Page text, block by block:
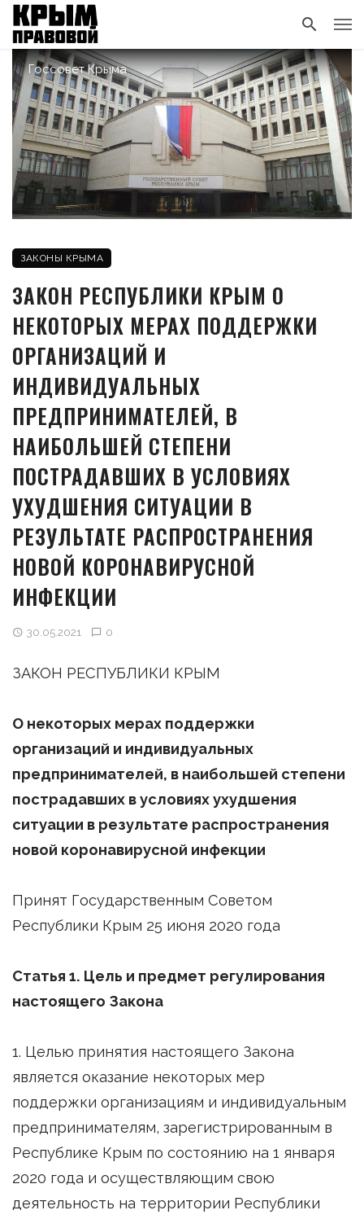
Госсовет Крыма
ЗАКОНЫ КРЫМА
ЗАКОН РЕСПУБЛИКИ КРЫМ О
НЕКОТОРЫХ МЕРАХ ПОДДЕРЖКИ
ОРГАНИЗАЦИЙ И
ИНДИВИДУАЛЬНЫХ
ПРЕДПРИНИМАТЕЛЕЙ, В
НАИБОЛЬШЕЙ СТЕПЕНИ
ПОСТРАДАВШИХ В УСЛОВИЯХ
УХУДШЕНИЯ СИТУАЦИИ В
РЕЗУЛЬТАТЕ РАСПРОСТРАНЕНИЯ
НОВОЙ КОРОНАВИРУСНОЙ
ИНФЕКЦИИ
30.05.2021 0
ЗАКОН РЕСПУБЛИКИ КРЫМ
О некоторых мерах поддержки
организаций и индивидуальных
предпринимателей, в наибольшей степени
пострадавших в условиях ухудшения
ситуации в результате распространения
новой коронавирусной инфекции
Принят Государственным Советом
Республики Крым 25 июня 2020 года
Статья 1. Цель и предмет регулирования
настоящего Закона
1. Целью принятия настоящего Закона
является оказание некоторых мер
поддержки организациям и индивидуальным
предпринимателям, зарегистрированным в
Республике Крым по состоянию на 1 января
2020 года и осуществляющим свою
деятельность на территории Республики